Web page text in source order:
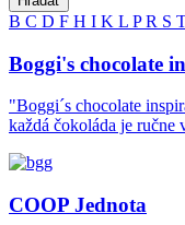
B C D F H I K L PR S
Boggi's chocolate
"Boggi´s chocolate
každá čokoláda je ručne
COOP Jednota